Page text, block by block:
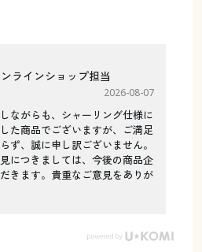
ラインショップ担当
2026-08-07
ながらも、シャーリング仕様に
た商品でございますが、ご満足
ず、誠に申し訳ございません。
につきましては、今後の商品企
きます。貴重なご意見をありが